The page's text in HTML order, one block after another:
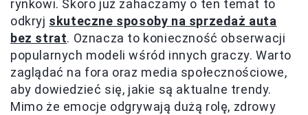
rynkowi. Skoro już zahaczamy o ten temat to
odkryj skuteczne sposoby na sprzedaż auta
bez strat. Oznacza to konieczność obserwacji
popularnych modeli wśród innych graczy. Warto
zaglądać na fora oraz media społecznościowe,
aby dowiedzieć się, jakie są aktualne trendy.
Mimo że emocje odgrywają dużą rolę, zdrowy